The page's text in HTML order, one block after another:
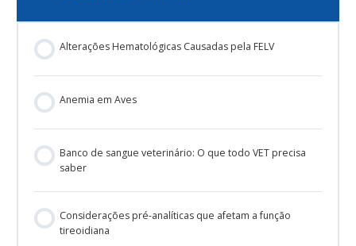
Alterações Hematológicas Causadas pela FELV
Anemia em Aves
Banco de sangue veterinário: O que todo VET precisa
saber
Considerações pré-analíticas que afetam a função
tireoidiana